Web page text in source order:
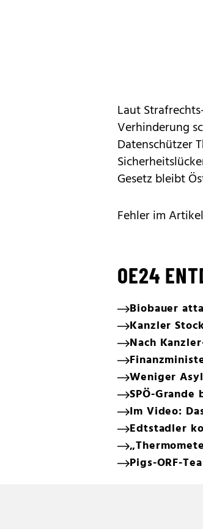
Laut
Verhinderung
Datenschützer
Gesetz bleibt
Fehler im
OE24
Biobauer
Kanzler
Nach
Weniger
SPÖ-
Im Video:
Edtstadler
Pigs-ORF-